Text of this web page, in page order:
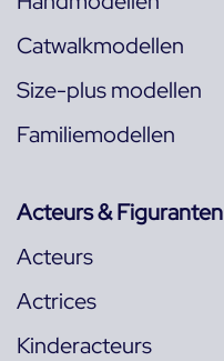
Catwalkmodellen
Size-plus modellen
Familiemodellen
Acteurs & Figuranten
Acteurs
Actrices
Kinderacteurs